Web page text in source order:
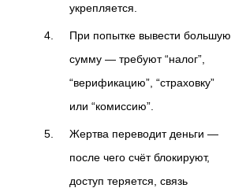
укрепляется.
При попытке вывести большую
сумму — требуют “налог”,
“верификацию”, “страховку”
или “комиссию”.
Жертва переводит деньги —
после чего счёт блокируют,
доступ теряется, связь